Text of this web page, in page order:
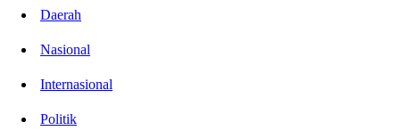
Daerah
Nasional
Internasional
Politik